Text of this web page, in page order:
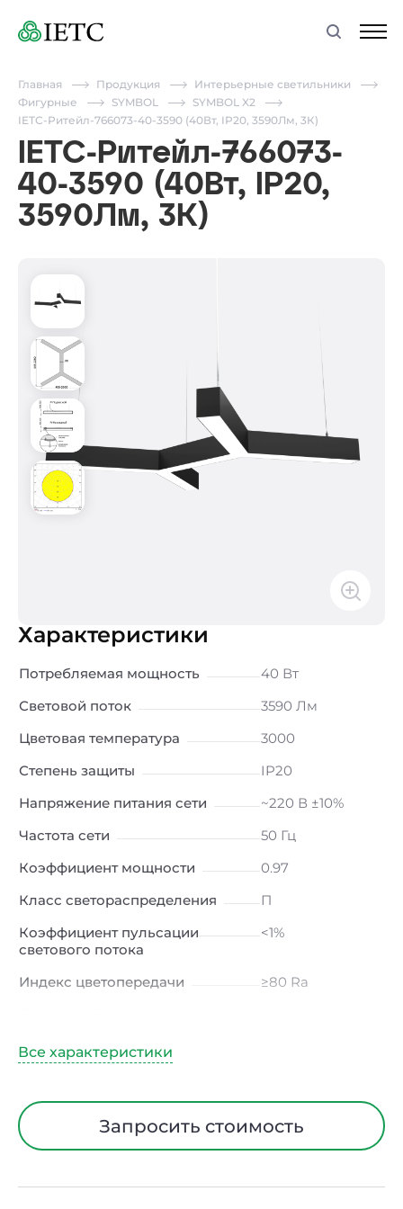
Главная Продукция
Интерьерные светильники
Фигурные
SYMBOL
SYMBOL X2
IETC-Ритейл-766073-40-3590 (40Вт, IP20, 3590Лм, 3К)
IETC-Ритейл-766073-
40-3590 (40Вт, IP20,
3590Лм, 3К)
Характеристики
Потребляемая мощность
40 Вт
Световой поток
3590 Лм
Цветовая температура
3000
Степень защиты
IP20
Напряжение питания сети
~220 В ±10%
Частота сети
50 Гц
Коэффициент мощности
0.97
Класс светораспределения
П
Коэффициент пульсации
светового потока
<1%
Индекс цветопередачи
≥80 Ra
Угол рассеивания
Диапазон рабочих
температурЗапросить стоимость